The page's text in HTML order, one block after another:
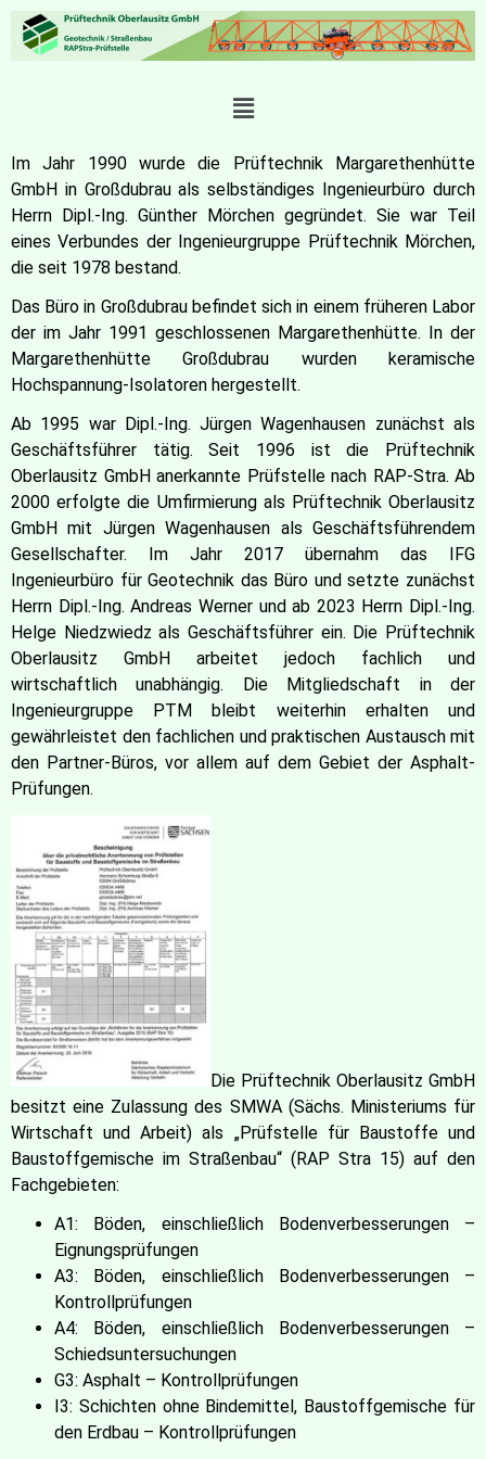
Im Jahr 1990 wurde die Prüftechnik Margarethenhütte
GmbH in Großdubrau als selbständiges Ingenieurbüro durch
Herrn Dipl.-Ing. Günther Mörchen gegründet. Sie war Teil
eines Verbundes der Ingenieurgruppe Prüftechnik Mörchen,
die seit 1978 bestand.
Das Büro in Großdubrau befindet sich in einem früheren Labor
der im Jahr 1991 geschlossenen Margarethenhütte. In der
Margarethenhütte Großdubrau wurden keramische
Hochspannung-Isolatoren hergestellt.
Ab 1995 war Dipl.-Ing. Jürgen Wagenhausen zunächst als
Geschäftsführer tätig. Seit 1996 ist die Prüftechnik
Oberlausitz GmbH anerkannte Prüfstelle nach RAP-Stra. Ab
2000 erfolgte die Umfirmierung als Prüftechnik Oberlausitz
GmbH mit Jürgen Wagenhausen als Geschäftsführendem
Gesellschafter. Im Jahr 2017 übernahm das IFG
Ingenieurbüro für Geotechnik das Büro und setzte zunächst
Herrn Dipl.-Ing. Andreas Werner und ab 2023 Herrn Dipl.-Ing.
Helge Niedzwiedz als Geschäftsführer ein. Die Prüftechnik
Oberlausitz GmbH arbeitet jedoch fachlich und
wirtschaftlich unabhängig. Die Mitgliedschaft in der
Ingenieurgruppe PTM bleibt weiterhin erhalten und
gewährleistet den fachlichen und praktischen Austausch mit
den Partner-Büros, vor allem auf dem Gebiet der Asphalt-
Prüfungen.
Die Prüftechnik Oberlausitz GmbH
besitzt eine Zulassung des SMWA (Sächs. Ministeriums für
Wirtschaft und Arbeit) als „Prüfstelle für Baustoffe und
Baustoffgemische im Straßenbau“ (RAP Stra 15) auf den
Fachgebieten:
A1: Böden, einschließlich Bodenverbesserungen –
Eignungsprüfungen
A3: Böden, einschließlich Bodenverbesserungen –
Kontrollprüfungen
A4: Böden, einschließlich Bodenverbesserungen –
Schiedsuntersuchungen
G3: Asphalt – Kontrollprüfungen
I3: Schichten ohne Bindemittel, Baustoffgemische für
den Erdbau – Kontrollprüfungen